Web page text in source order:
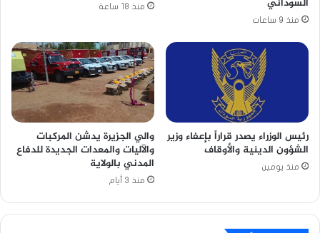
منذ 9 ساعات
منذ 18 ساعة
رئيس الوزراء يصدر قراراً بإعفاء وزير
الشؤون الدينية والأوقاف
منذ يومين
والي الجزيرة يدشن المركبات
والآليات والمعدات الجديدة للدفاع
المدني بالولاية
منذ 3 أيام